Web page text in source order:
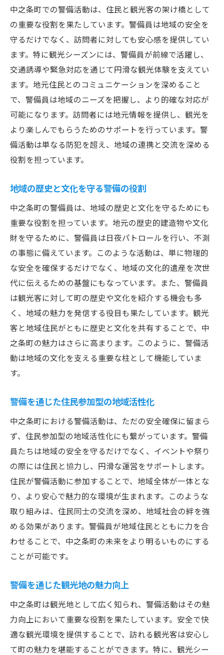
中之条町での警備活動は、住民と観光客の架け橋として
の重要な役割を果たしています。警備員は地域の安全を
守るだけでなく、訪問者に対しても安心感を提供してい
ます。特に観光シーズンには、警備員が前線で活躍し、
交通誘導や緊急対応を通じて円滑な観光体験を支えてい
ます。地元住民とのコミュニケーションを深めること
で、警備員は地域のニーズを把握し、より的確な対応が
可能になります。訪問者には地元情報を提供し、観光を
より楽しんでもらうためのサポートを行っています。警
備活動は単なる防犯を超え、地域の連携と交流を深める
役割を担っています。
地域の歴史と文化を守る警備の役割
中之条町の警備員は、地域の歴史と文化を守るためにも
重要な役割を担っています。地元の歴史的建造物や文化
財を守るために、警備員は日夜パトロールを行い、不測
の事態に備えています。このような活動は、単に物理的
な安全を確保するだけでなく、地域の文化的遺産を次世
代に伝えるための基盤にもなっています。また、警備員
は観光客に対して町の歴史や文化を紹介する機会も多
く、地域の魅力を発信する役目も果たしています。観光
客と地域住民がともに歴史と文化を共有することで、中
之条町の魅力はさらに高まります。このように、警備活
動は地域の文化を支える重要な柱として機能していま
す。
警備を通じた住民参加型の地域活性化
中之条町における警備活動は、ただの安全確保に留まら
ず、住民参加型の地域活性化にも繋がっています。警備
員たちは地域の安全を守るだけでなく、イベントや祭り
の際には住民と協力し、円滑な運営をサポートします。
住民が警備活動に参加することで、地域全体が一体とな
り、より安心で魅力的な環境が生まれます。このような
取り組みは、住民同士の交流を深め、地域社会の絆を強
める効果があります。警備員が地域住民とともに力を合
わせることで、中之条町の未来をより明るいものにする
ことが可能です。
警備を通じた観光地の魅力向上
中之条町は観光地として広く知られ、警備活動はその魅
力向上において重要な役割を果たしています。安全で快
適な観光環境を提供することで、訪れる観光客は安心し
て町の魅力を堪能することができます。特に、観光シー